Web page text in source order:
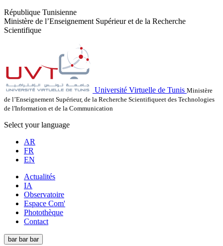
République Tunisienne
Ministère de l’Enseignement Supérieur et de la Recherche
Scientifique
Université Virtuelle de Tunis Ministère
de l’Enseignement Supérieur, de la Recherche Scientifiqueet des Technologies
de l'Information et de la Communication
Select your language
AR
FR
EN
Actualités
IA
Observatoire
Espace Com'
Photothèque
Contact
bar bar bar